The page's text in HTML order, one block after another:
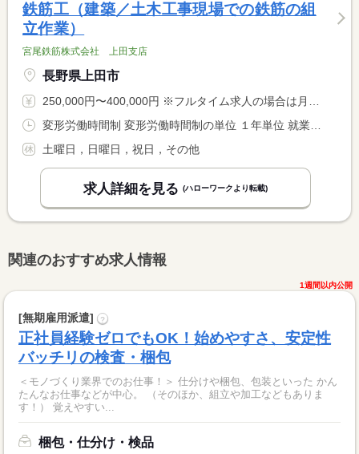
鉄筋工（建築／土木工事現場での鉄筋の組
立作業）
宮尾鉄筋株式会社 上田支店
長野県上田市
250,000円〜400,000円 ※フルタイム求人の場合は月額（換算額）、パート求人の場合は時間額を表示しています。
土曜日，日曜日，祝日，その他
求人詳細を見る (ハローワークより転載)
関連のおすすめ求人情報
1週間以内公開
[無期雇用派遣] ?
正社員経験ゼロでもOK！始めやすさ、安定性
バッチリの検査・梱包
＜モノづくり業界でのお仕事！＞ 仕分けや梱包、包装といった かん
たんなお仕事などが中心。 （そのほか、組立や加工などもありま
す！） 覚えやすい...
梱包・仕分け・検品